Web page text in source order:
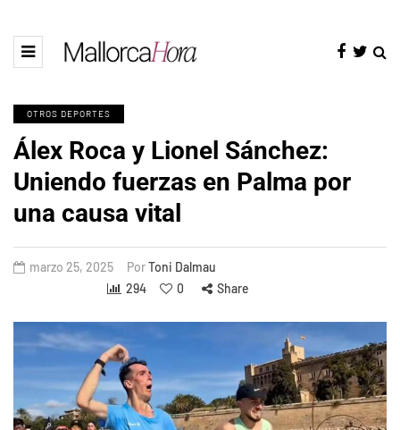
OTROS DEPORTES
Álex Roca y Lionel Sánchez:
Uniendo fuerzas en Palma por
una causa vital
marzo 25, 2025 PorToni Dalmau
294
0 Share